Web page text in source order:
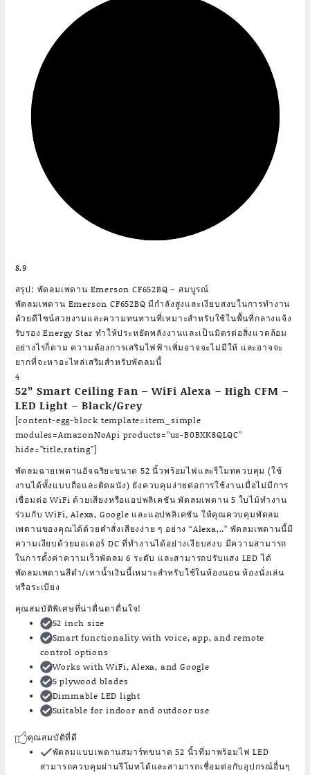
8.9
สรุป: พัดลมเพดาน Emerson CF652BQ – สมบูรณ์
พัดลมเพดาน Emerson CF652BQ มีกำลังสูงและเงียบสงบในการทำงาน
ด้วยดีไซน์สวยงามและความทนทานที่เหมาะสำหรับใช้ในพื้นที่กลางแจ้ง
รับรอง Energy Star ทำให้ประหยัดพลังงานและเป็นมิตรต่อสิ่งแวดล้อม
อย่างไรก็ตาม ความต้องการเสริมไฟฟ้าเพิ่มอาจจะไม่มีให้ และอาจจะ
ยากที่จะหาอะไหล่เสริมสำหรับพัดลมนี้
4
52” Smart Ceiling Fan – WiFi Alexa – High CFM –
LED Light – Black/Grey
[content-egg-block template=item_simple
modules=AmazonNoApi products=”us-B0BXK8QLQC”
hide=”title,rating”]
พัดลมฉายเพดานอัจฉริยะขนาด 52 นิ้วพร้อมไฟและรีโมทควบคุม (ใช้
งานได้ทั้งแบบถือและติดผนัง) ยังควบคุมง่ายต่อการใช้งานเมื่อไม่มีการ
เชื่อมต่อ WiFi ด้วยเสียงหรือแอปพลิเคชัน พัดลมเพดาน 5 ใบไม้ทำงาน
ร่วมกับ WiFi, Alexa, Google และแอปพลิเคชัน ให้คุณควบคุมพัดลม
เพดานของคุณได้ด้วยคำสั่งเสียงง่าย ๆ อย่าง “Alexa,..” พัดลมเพดานนี้มี
ความเงียบด้วยมอเตอร์ DC ที่ทำงานได้อย่างเงียบสงบ มีความสามารถ
ในการตั้งค่าความเร็วพัดลม 6 ระดับ และสามารถปรับแสง LED ได้
พัดลมเพดานสีดำ/เทาน้ำเงินนี้เหมาะสำหรับใช้ในห้องนอน ห้องนั่งเล่น
หรือระเบียง
คุณสมบัติพิเศษที่น่าตื่นตาตื่นใจ!
52 inch size
Smart functionality with voice, app, and remote
control options
Works with WiFi, Alexa, and Google
5 plywood blades
Dimmable LED light
Suitable for indoor and outdoor use
คุณสมบัติที่ดี
พัดลมแบบเพดานสมาร์ทขนาด 52 นิ้วที่มาพร้อมไฟ LED
สามารถควบคุมผ่านรีโมทได้และสามารถเชื่อมต่อกับอุปกรณ์อื่นๆ